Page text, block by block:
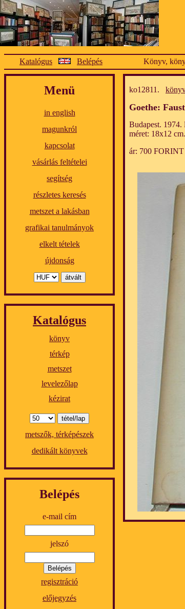
Katalógus Belépés Könyv,
Menü
in english
magunkról
kapcsolat
vásárlás feltételei
segítség
részletes keresés
metszet a lakásban
grafikai tanulmányok
elkelt tételek
újdonság
Katalógus
könyv
térkép
metszet
levelezőlap
kézirat
metszők, térképészek
dedikált könyvek
Belépés
e-mail cím
jelszó
regisztráció
előjegyzés
ko12811.
Goethe:
Budapest. 1974.
méret: 18x12 cm.
ár: 700 FORINT